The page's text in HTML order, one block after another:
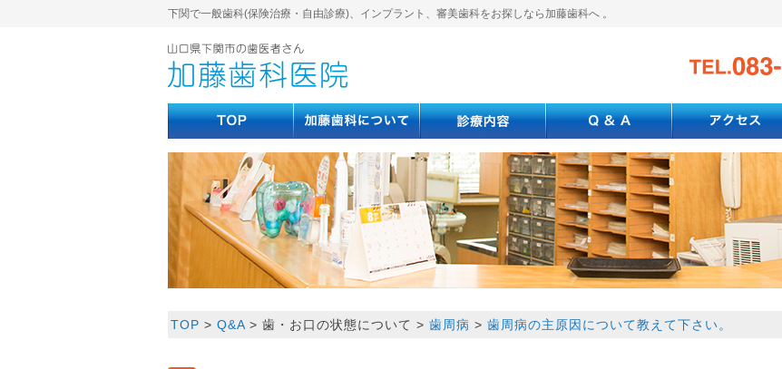
下関で一般歯科(保険治療・自由診療)、インプラント、審美歯科をお探しなら加藤歯科へ 。
TOP > Q&A > 歯・お口の状態について > 歯周病 > 歯周病の主原因について教えて下さい。